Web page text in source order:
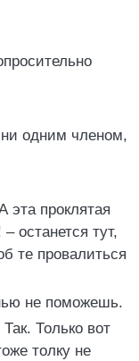
одним членом,
проклятая
останется тут,
те провалиться
не поможешь.
Только вот
толку не